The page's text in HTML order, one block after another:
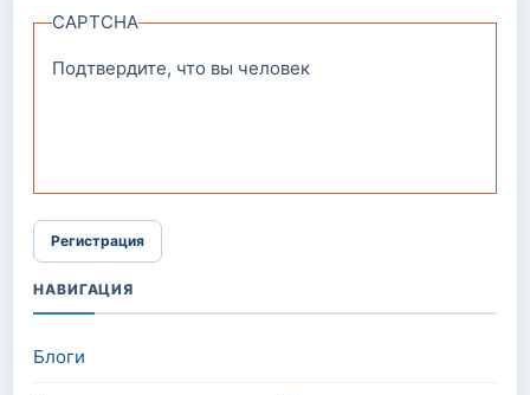
CAPTCHA
Подтвердите, что вы человек
НАВИГАЦИЯ
Блоги